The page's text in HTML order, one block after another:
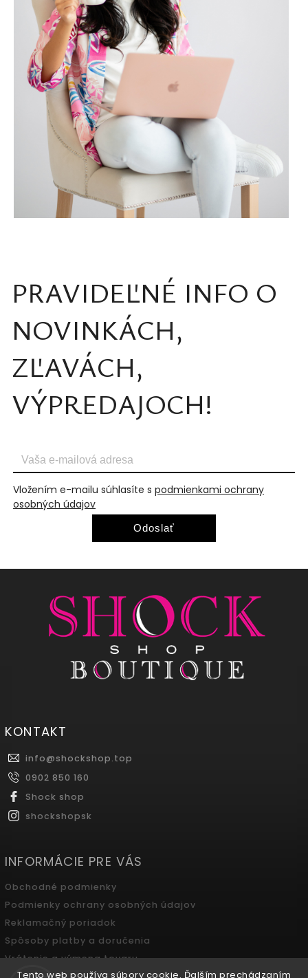
Tento web používa súbory cookie. Ďalším prechádzaním
PRAVIDEĽNÉ INFO O
NOVINKÁCH,
ZĽAVÁCH,
VÝPREDAJOCH!
Vložením e-mailu súhlasíte s podmienkami ochrany
osobných údajov
Odoslať
KONTAKT
info@shockshop.top
0902 850 160
Shock shop
shockshopsk
INFORMÁCIE PRE VÁS
Obchodné podmienky
Podmienky ochrany osobných údajov
Reklamačný poriadok
Spôsoby platby a doručenia
Vrátenie a výmena tovaru